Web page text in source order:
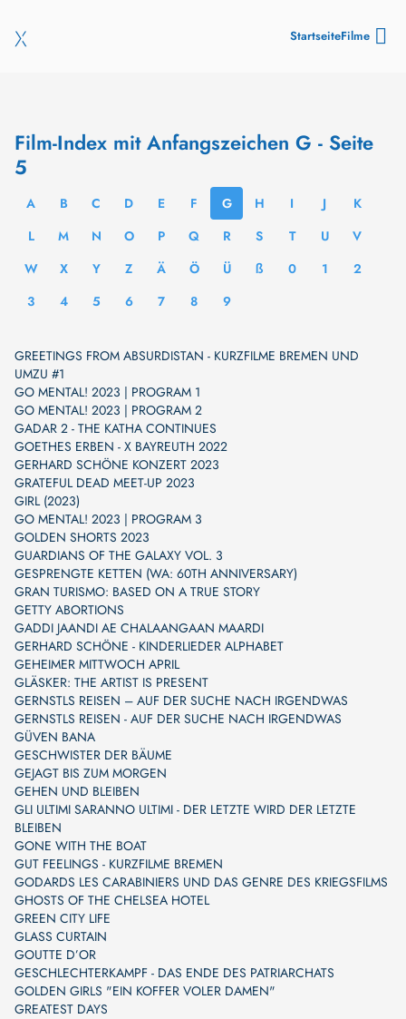
StartseiteFilme
Film-Index mit Anfangszeichen G - Seite
5
A B C D E F G H I J
K
L
M N O P Q R S T U
V
W
X Y Z Ä Ö Ü ß 0 1
2
3
4 5 6 7 8 9
GREETINGS FROM ABSURDISTAN - KURZFILME BREMEN UND
UMZU #1
GO MENTAL! 2023 | PROGRAM 1
GO MENTAL! 2023 | PROGRAM 2
GADAR 2 - THE KATHA CONTINUES
GOETHES ERBEN - X BAYREUTH 2022
GERHARD SCHÖNE KONZERT 2023
GRATEFUL DEAD MEET-UP 2023
GIRL (2023)
GO MENTAL! 2023 | PROGRAM 3
GOLDEN SHORTS 2023
GUARDIANS OF THE GALAXY VOL. 3
GESPRENGTE KETTEN (WA: 60TH ANNIVERSARY)
GRAN TURISMO: BASED ON A TRUE STORY
GETTY ABORTIONS
GADDI JAANDI AE CHALAANGAAN MAARDI
GERHARD SCHÖNE - KINDERLIEDER ALPHABET
GEHEIMER MITTWOCH APRIL
GLÄSKER: THE ARTIST IS PRESENT
GERNSTLS REISEN – AUF DER SUCHE NACH IRGENDWAS
GERNSTLS REISEN - AUF DER SUCHE NACH IRGENDWAS
GÜVEN BANA
GESCHWISTER DER BÄUME
GEJAGT BIS ZUM MORGEN
GEHEN UND BLEIBEN
GLI ULTIMI SARANNO ULTIMI - DER LETZTE WIRD DER LETZTE
BLEIBEN
GONE WITH THE BOAT
GUT FEELINGS - KURZFILME BREMEN
GODARDS LES CARABINIERS UND DAS GENRE DES KRIEGSFILMS
GHOSTS OF THE CHELSEA HOTEL
GREEN CITY LIFE
GLASS CURTAIN
GOUTTE D’OR
GESCHLECHTERKAMPF - DAS ENDE DES PATRIARCHATS
GOLDEN GIRLS "EIN KOFFER VOLER DAMEN"
GREATEST DAYS